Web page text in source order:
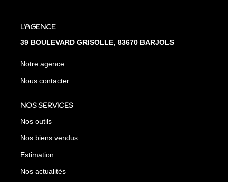
L'AGENCE
39 BOULEVARD GRISOLLE, 83670 BARJOLS
Notre agence
Nous contacter
NOS SERVICES
Nos outils
Nos biens vendus
Estimation
Nos actualités